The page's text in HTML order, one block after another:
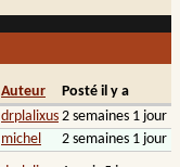
Auteur
Posté il y a
drplalixus 2 semaines 1 jour
michel
2 semaines 1 jour